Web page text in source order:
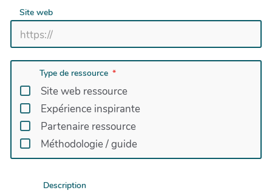
Site web
Type de ressource
Site web ressource
Expérience inspirante
Partenaire ressource
Méthodologie / guide
Description